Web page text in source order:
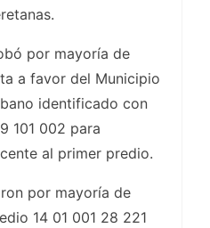
por mayoría de
a favor del Municipio
identificado con
101 002 para
al primer predio.
por mayoría de
14 01 001 28 221